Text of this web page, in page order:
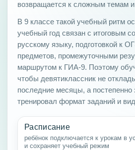
возвращается к сложным темам и
В 9 классе такой учебный ритм
учебный год связан с итоговым
русскому языку, подготовкой к
предметов, промежуточными
маршрутом к ГИА-9. Поэтому
чтобы девятиклассник не
последние месяцы, а
тренировал формат заданий и
Расписание
ребёнок подключается к урокам в
и сохраняет учебный режим